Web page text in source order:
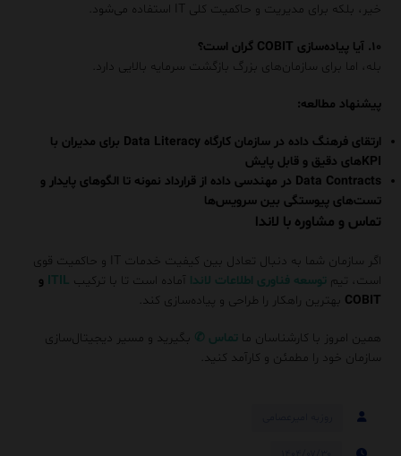
خیر، بلکه برای مدیریت و حاکمیت کلی IT استفاده می‌شود.
۱۰. آیا پیاده‌سازی COBIT گران است؟
بله، اما برای سازمان‌های بزرگ بازگشت سرمایه بالایی دارد.
پیشنهاد مطالعه:
ارتقای فرهنگ داده در سازمان کارگاه Data Literacy برای مدیران با
KPIهای دقیق و قابل پایش
Data Contracts در مهندسی داده از قرارداد نمونه تا الگوهای پایدار و
تست‌های پیوستگی بین سرویس‌ها
تماس و مشاوره با لاندا
اگر سازمان شما به دنبال تعادل بین کیفیت خدمات IT و حاکمیت قوی
است، تیم توسعه فناوری اطلاعات لاندا آماده است تا با ترکیب ITIL و
COBIT بهترین راهکار را طراحی و پیاده‌سازی کند.
همین امروز با کارشناسان ما تماس ✆ بگیرید و مسیر دیجیتال‌سازی
سازمان خود را مطمئن و کارآمد کنید.